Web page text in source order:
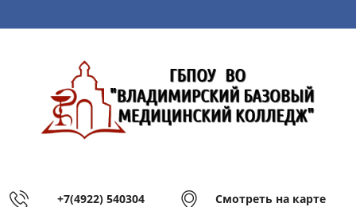
+7(4922) 540304 Смотреть на карте